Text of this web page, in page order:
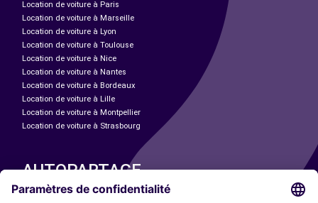
Location de voiture à Paris
Location de voiture à Marseille
Location de voiture à Lyon
Location de voiture à Toulouse
Location de voiture à Nice
Location de voiture à Nantes
Location de voiture à Bordeaux
Location de voiture à Lille
Location de voiture à Montpellier
Location de voiture à Strasbourg
AUTOPARTAGE